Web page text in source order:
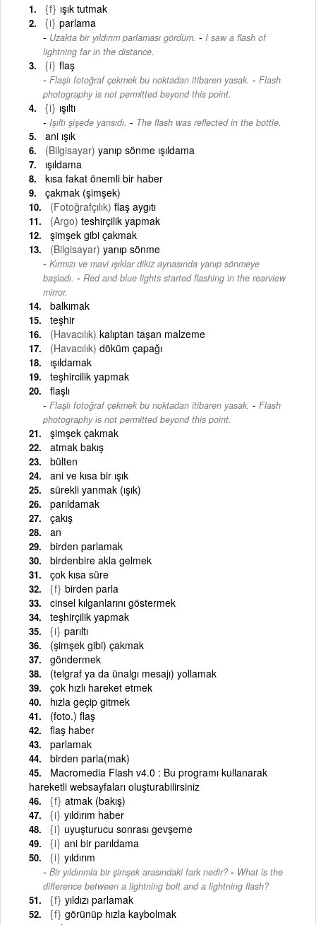
{f} ışık tutmak
{i} parlama
Uzakta bir yıldırım parlaması gördüm. - I saw a flash of
lightning far in the distance.
{i} flaş
Flaşlı fotoğraf çekmek bu noktadan itibaren yasak. - Flash
photography is not permitted beyond this point.
{i} ışıltı
Işıltı şişede yansıdı. - The flash was reflected in the bottle.
ani ışık
(Bilgisayar) yanıp sönme ışıldama
ışıldama
kısa fakat önemli bir haber
çakmak (şimşek)
(Fotoğrafçılık) flaş aygıtı
(Argo) teshirçilik yapmak
şimşek gibi çakmak
(Bilgisayar) yanıp sönme
Kırmızı ve mavi ışıklar dikiz aynasında yanıp sönmeye
başladı. - Red and blue lights started flashing in the rearview
mirror.
balkımak
teşhir
(Havacılık) kalıptan taşan malzeme
(Havacılık) döküm çapağı
ışıldamak
teşhircilik yapmak
flaşlı
Flaşlı fotoğraf çekmek bu noktadan itibaren yasak. - Flash
photography is not permitted beyond this point.
şimşek çakmak
atmak bakış
bülten
ani ve kısa bir ışık
sürekli yanmak (ışık)
parıldamak
çakış
an
birden parlamak
birdenbire akla gelmek
çok kısa süre
{f} birden parla
cinsel kılganlarını göstermek
teşhirçilik yapmak
{i} parıltı
(şimşek gibi) çakmak
göndermek
(telgraf ya da ünalgı mesajı) yollamak
çok hızlı hareket etmek
hızla geçip gitmek
(foto.) flaş
flaş haber
parlamak
birden parla(mak)
Macromedia Flash v4.0 : Bu programı kullanarak
hareketli websayfaları oluşturabilirsiniz
{f} atmak (bakış)
{i} yıldırım haber
{i} uyuşturucu sonrası gevşeme
{i} ani bir parıldama
{i} yıldırım
Bir yıldırımla bir şimşek arasındaki fark nedir? - What is the
difference between a lightning bolt and a lightning flash?
{f} yıldızı parlamak
{f} görünüp hızla kaybolmak